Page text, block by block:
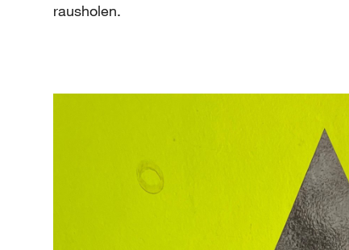
rausholen.